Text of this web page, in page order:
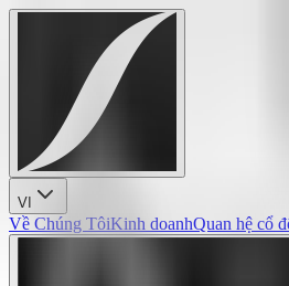
VI
Về Chúng TôiKinh doanhQuan hệ cổ